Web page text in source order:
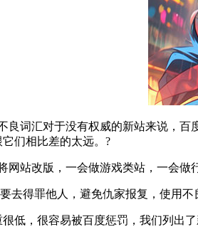
良词汇对于没有权威的新站来说，
们相比差的太远。?
网站改版，一会做游戏类站，一会
去得罪他人，避免仇家报复，使用不
低，很容易被百度惩罚，我们列出